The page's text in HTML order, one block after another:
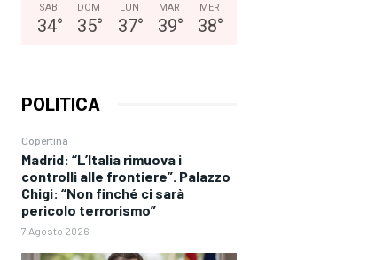
SAB
34°
DOM
35°
LUN
37°
MAR
39°
MER
38°
POLITICA
Copertina
Madrid: “L’Italia rimuova i
controlli alle frontiere”. Palazzo
Chigi: “Non finché ci sarà
pericolo terrorismo”
7 Agosto 2026